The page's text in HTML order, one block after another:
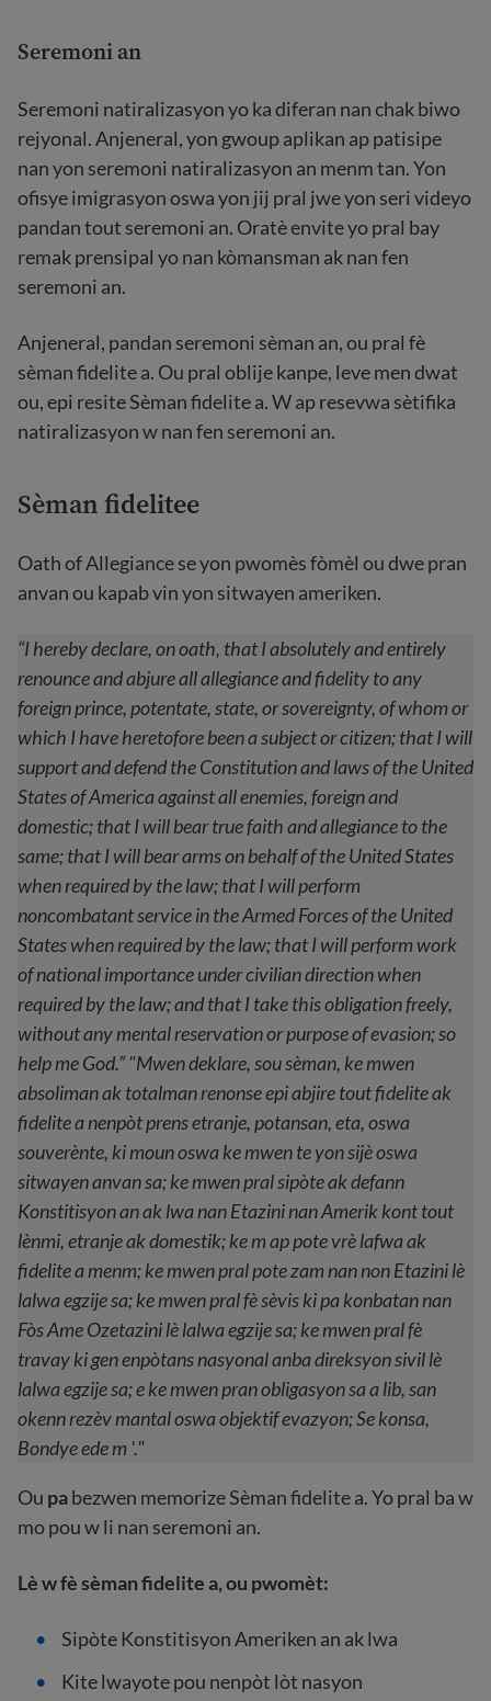
Seremoni an
Seremoni natiralizasyon yo ka diferan nan chak biwo
rejyonal. Anjeneral, yon gwoup aplikan ap patisipe
nan yon seremoni natiralizasyon an menm tan. Yon
ofisye imigrasyon oswa yon jij pral jwe yon seri videyo
pandan tout seremoni an. Oratè envite yo pral bay
remak prensipal yo nan kòmansman ak nan fen
seremoni an.
Anjeneral, pandan seremoni sèman an, ou pral fè
sèman fidelite a. Ou pral oblije kanpe, leve men dwat
ou, epi resite Sèman fidelite a. W ap resevwa sètifika
natiralizasyon w nan fen seremoni an.
Sèman fidelitee
Oath of Allegiance se yon pwomès fòmèl ou dwe pran
anvan ou kapab vin yon sitwayen ameriken.
“I hereby declare, on oath, that I absolutely and entirely
renounce and abjure all allegiance and fidelity to any
foreign prince, potentate, state, or sovereignty, of whom or
which I have heretofore been a subject or citizen; that I will
support and defend the Constitution and laws of the United
States of America against all enemies, foreign and
domestic; that I will bear true faith and allegiance to the
same; that I will bear arms on behalf of the United States
when required by the law; that I will perform
noncombatant service in the Armed Forces of the United
States when required by the law; that I will perform work
of national importance under civilian direction when
required by the law; and that I take this obligation freely,
without any mental reservation or purpose of evasion; so
help me God.” "Mwen deklare, sou sèman, ke mwen
absoliman ak totalman renonse epi abjire tout fidelite ak
fidelite a nenpòt prens etranje, potansan, eta, oswa
souverènte, ki moun oswa ke mwen te yon sijè oswa
sitwayen anvan sa; ke mwen pral sipòte ak defann
Konstitisyon an ak lwa nan Etazini nan Amerik kont tout
lènmi, etranje ak domestik; ke m ap pote vrè lafwa ak
fidelite a menm; ke mwen pral pote zam nan non Etazini lè
lalwa egzije sa; ke mwen pral fè sèvis ki pa konbatan nan
Fòs Ame Ozetazini lè lalwa egzije sa; ke mwen pral fè
travay ki gen enpòtans nasyonal anba direksyon sivil lè
lalwa egzije sa; e ke mwen pran obligasyon sa a lib, san
okenn rezèv mantal oswa objektif evazyon; Se konsa,
Bondye ede m '."
Ou pabezwen memorize Sèman fidelite a. Yo pral ba w
mo pou w li nan seremoni an.
Lè w fè sèman fidelite a, ou pwomèt:
Sipòte Konstitisyon Ameriken an ak lwa
Kite lwayote pou nenpòt lòt nasyon